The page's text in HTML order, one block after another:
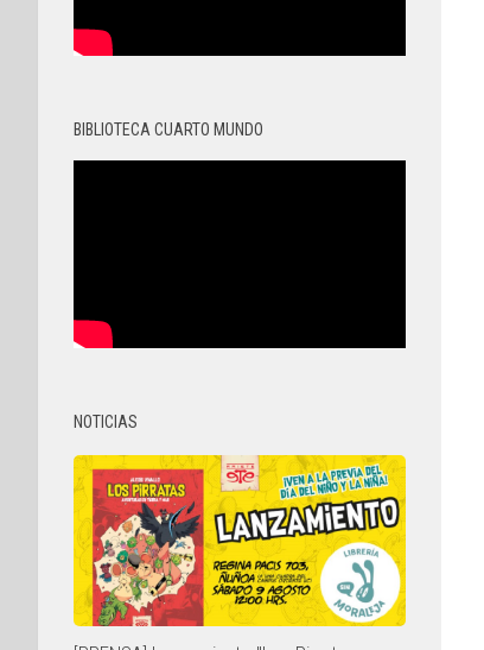
BIBLIOTECA CUARTO MUNDO
NOTICIAS